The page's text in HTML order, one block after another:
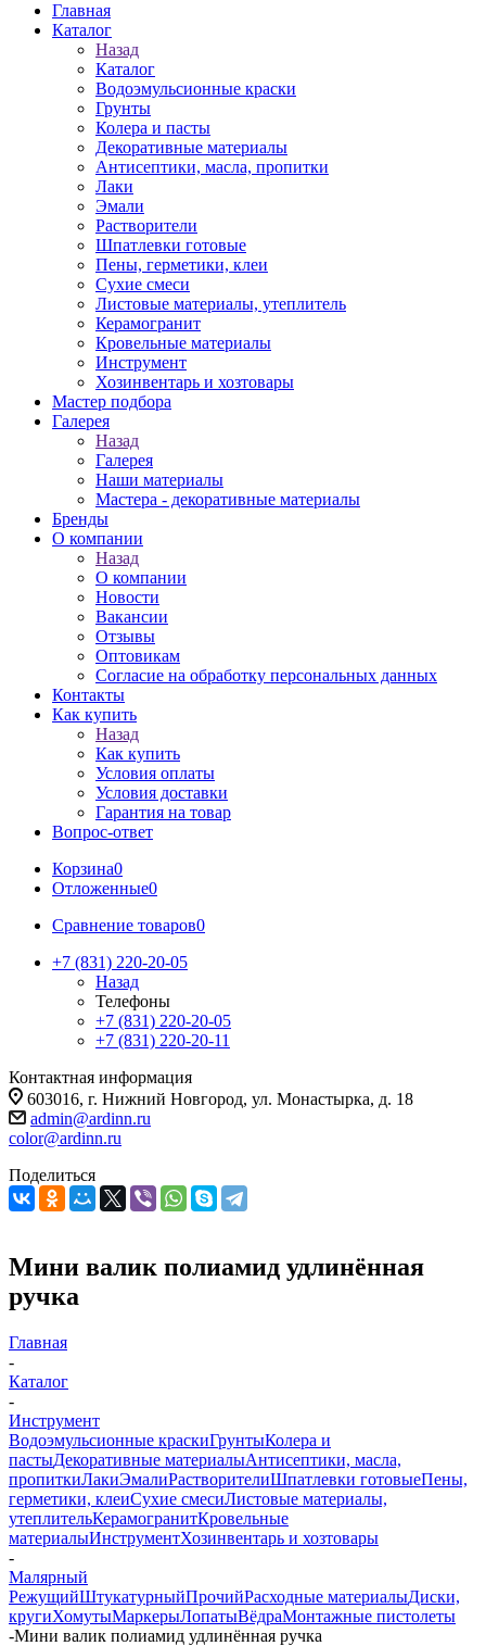
Главная
Каталог
Назад
Каталог
Водоэмульсионные краски
Грунты
Колера и пасты
Декоративные материалы
Антисептики, масла, пропитки
Лаки
Эмали
Растворители
Шпатлевки готовые
Пены, герметики, клеи
Сухие смеси
Листовые материалы, утеплитель
Керамогранит
Кровельные материалы
Инструмент
Хозинвентарь и хозтовары
Мастер подбора
Галерея
Назад
Галерея
Наши материалы
Мастера - декоративные материалы
Бренды
О компании
Назад
О компании
Новости
Вакансии
Отзывы
Оптовикам
Cогласие на обработку персональных данных
Контакты
Как купить
Назад
Как купить
Условия оплаты
Условия доставки
Гарантия на товар
Вопрос-ответ
Корзина0
Отложенные0
Сравнение товаров0
+7 (831) 220-20-05
Назад
Телефоны
+7 (831) 220-20-05
+7 (831) 220-20-11
Контактная информация
603016, г. Нижний Новгород, ул. Монастырка, д. 18
admin@ardinn.ru
color@ardinn.ru
Поделиться
Мини валик полиамид удлинённая
ручка
Главная
-
Каталог
-
Инструмент
Водоэмульсионные краскиГрунтыКолера и
пастыДекоративные материалыАнтисептики, масла,
пропиткиЛакиЭмалиРастворителиШпатлевки готовыеПены,
герметики, клеиСухие смесиЛистовые материалы,
утеплительКерамогранитКровельные
материалыИнструментХозинвентарь и хозтовары
-
Малярный
РежущийШтукатурныйПрочийРасходные материалыДиски,
кругиХомутыМаркерыЛопатыВёдраМонтажные пистолеты
-Мини валик полиамид удлинённая ручка